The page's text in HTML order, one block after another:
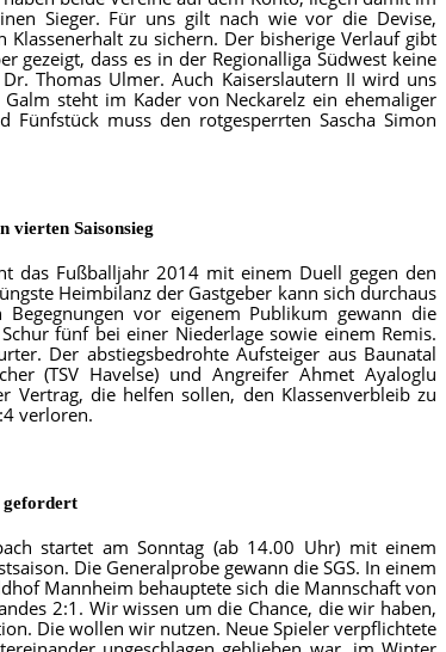
Sieger. Für uns gilt nach wie vor die Devise,
zu sichern. Der bisherige Verlauf gibt
gezeigt, dass es in der Regionalliga Südwest keine
Thomas Ulmer. Auch Kaiserslautern II wird uns
steht im Kader von Neckarelz ein ehemaliger
Fünfstück muss den rotgesperrten Sascha Simon
Saisonsieg
das Fußballjahr 2014 mit einem Duell gegen den
Heimbilanz der Gastgeber kann sich durchaus
vor eigenem Publikum gewann die
fünf bei einer Niederlage sowie einem Remis.
Der abstiegsbedrohte Aufsteiger aus Baunatal
(TSV Havelse) und Angreifer Ahmet Ayaloglu
Vertrag, die helfen sollen, den Klassenverbleib zu
verloren.
gefordert
startet am Sonntag (ab 14.00 Uhr) mit einem
Die Generalprobe gewann die SGS. In einem
Mannheim behauptete sich die Mannschaft von
2:1. Wir wissen um die Chance, die wir haben,
Die wollen wir nutzen. Neue Spieler verpflichtete